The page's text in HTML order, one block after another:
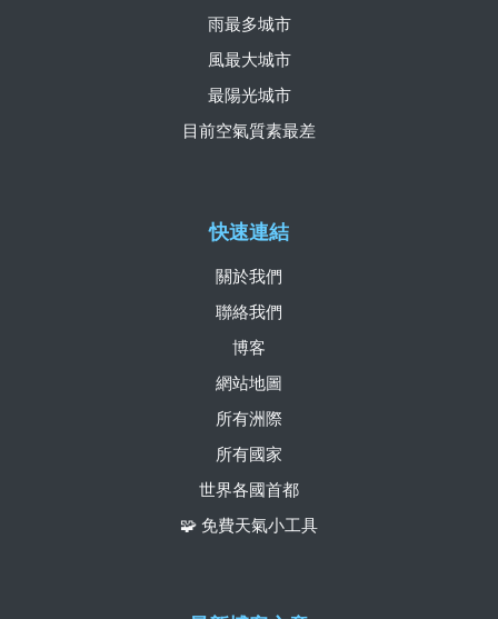
快速連結
關於我們
聯絡我們
博客
網站地圖
所有洲際
所有國家
世界各國首都
🧩 免費天氣小工具
雨最多城市
風最大城市
最陽光城市
目前空氣質素最差